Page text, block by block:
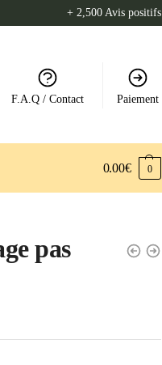
+ 2,500 Avis positifs
F.A.Q / Contact Paiement
0.00€ 0
pas